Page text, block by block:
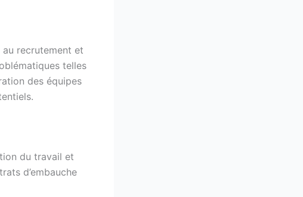
recrutement et
telles
des équipes
du travail et
d’embauche